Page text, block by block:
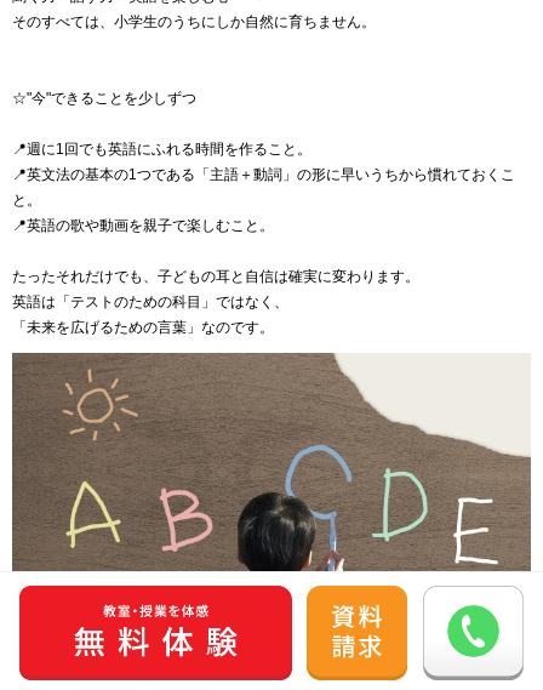
そのすべては、小学生のうちにしか自然に育ちません。
☆"今"できることを少しずつ
📍週に1回でも英語にふれる時間を作ること。
📍英文法の基本の1つである「主語＋動詞」の形に早いうちから慣れておくこ
と。
📍英語の歌や動画を親子で楽しむこと。
たったそれだけでも、子どもの耳と自信は確実に変わります。
英語は「テストのための科目」ではなく、
「未来を広げるための言葉」なのです。